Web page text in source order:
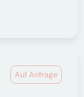
Auf Anfrage